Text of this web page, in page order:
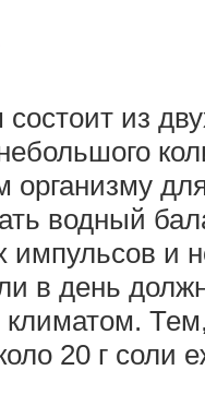
из
водный
импульсов и
в день
климатом.
20 г соли